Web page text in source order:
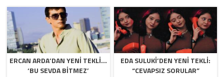
ERCAN ARDA’DAN YENI TEKLI…
‘BU SEVDA BITMEZ’
EDA SULUKI’DEN YENI TEKLI:
“CEVAPSIZ SORULAR”